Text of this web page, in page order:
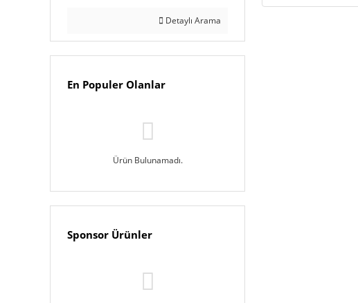
Detaylı Arama
En Populer Olanlar
Ürün Bulunamadı.
Sponsor Ürünler